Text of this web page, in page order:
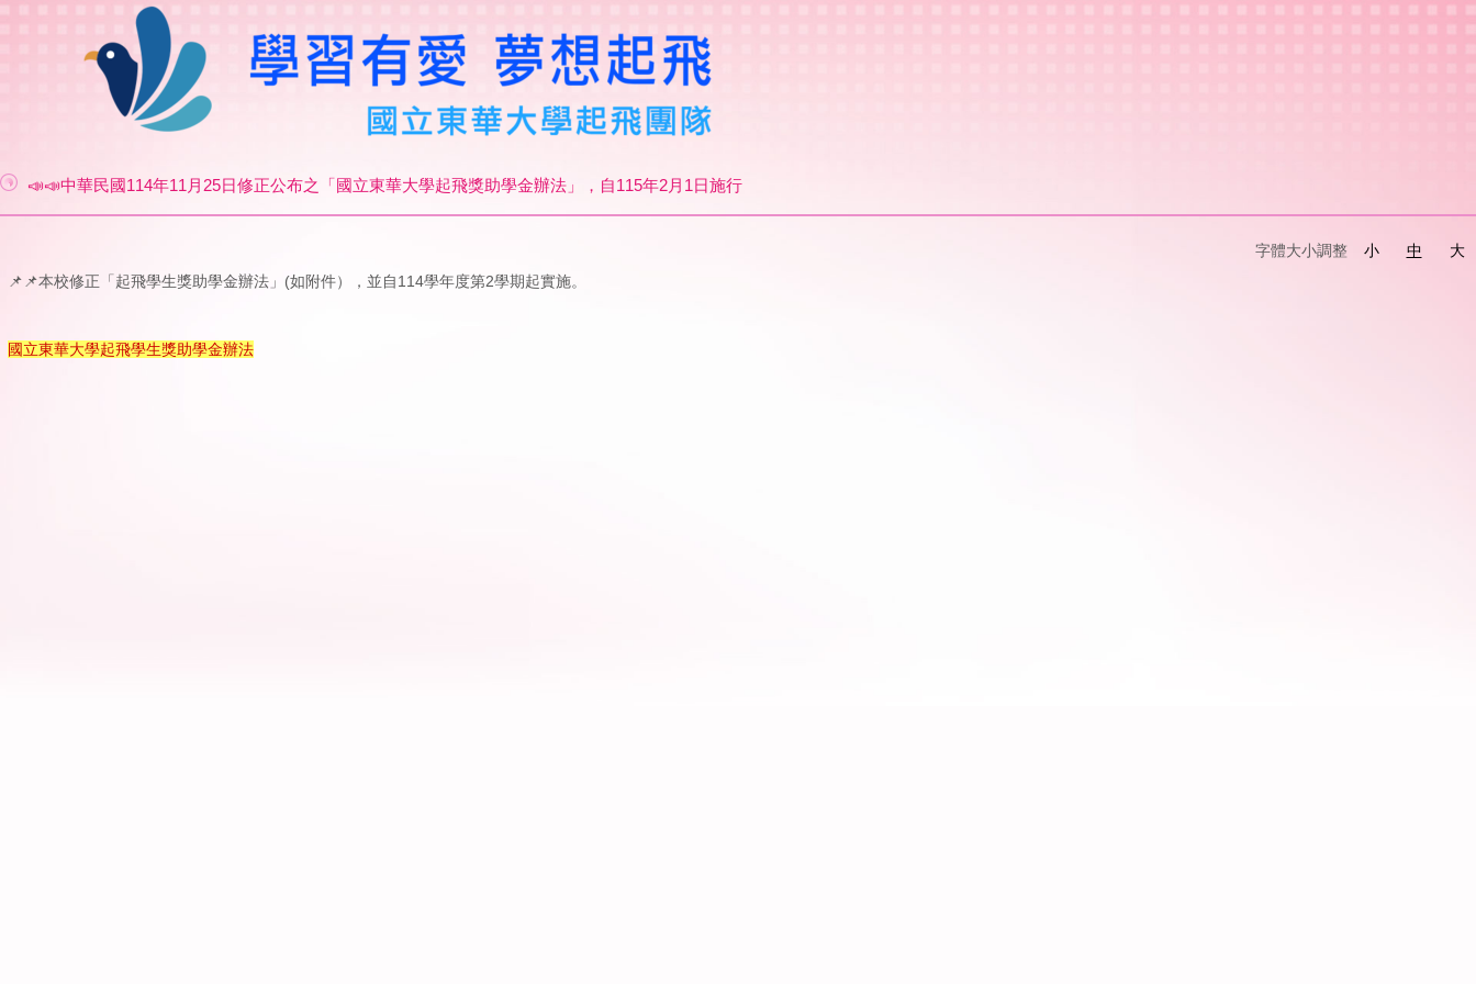
📣📣中華民國114年11月25日修正公布之「國立東華大學起飛獎助學金辦法」，自115年2月1日施行
字體大小調整 小 中
大
📌📌本校修正「起飛學生獎助學金辦法」(如附件），並自114學年度第2學期起實施。
國立東華大學起飛學生獎助學金辦法